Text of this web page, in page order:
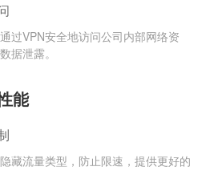
过VPN安全地访问公司内部网络资
据泄露。
能
藏流量类型，防止限速，提供更好的